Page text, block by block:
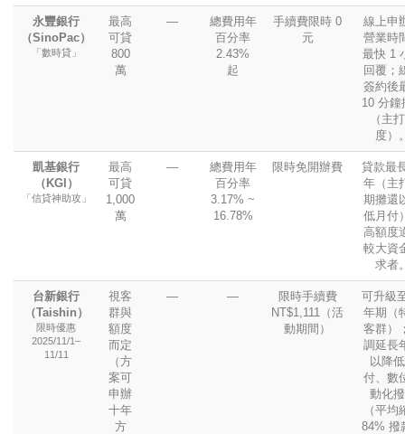
永豐銀行
（SinoPac）
「數時貸」
最高
可貸
800
萬
—
總費用年
百分率
2.43%
起
手續費限時 0
元
線上申
營業時
最快 1
回覆；
簽約後
10 分鐘
（主
度）
凱基銀行
（KGI）
「信貸神助攻」
最高
可貸
1,000
萬
—
總費用年
百分率
3.17% ~
16.78%
限時免開辦費
貸款最
年（主
期攤還
低月付
高額度
較大資
求者
台新銀行
（Taishin）
限時優惠
2025/11/1–
11/11
視客
群與
額度
而定
（方
案可
申辦
十年
方
— —
限時手續費
NT$1,111（活
動期間）
可升級
年期（
客群）
調延長
以降
付、數
動化
（平均
84% 撥